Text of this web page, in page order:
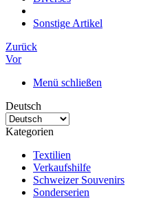
Sonstige Artikel
Zurück
Vor
Menü schließen
Deutsch
Kategorien
Textilien
Verkaufshilfe
Schweizer Souvenirs
Sonderserien